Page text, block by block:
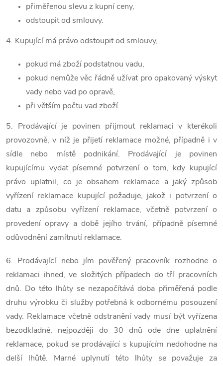
přiměřenou slevu z kupní ceny,
odstoupit od smlouvy.
4. Kupující má právo odstoupit od smlouvy,
pokud má zboží podstatnou vadu,
pokud nemůže věc řádně užívat pro opakovaný výskyt
vady nebo vad po opravě,
při větším počtu vad zboží.
5. Prodávající je povinen přijmout reklamaci v kterékoli
provozovně, v níž je přijetí reklamace možné, případně i v
sídle nebo místě podnikání. Prodávající je povinen
kupujícímu vydat písemné potvrzení o tom, kdy kupující
právo uplatnil, co je obsahem reklamace a jaký způsob
vyřízení reklamace kupující požaduje, jakož i potvrzení o
datu a způsobu vyřízení reklamace, včetně potvrzení o
provedení opravy a době jejího trvání, případně písemné
odůvodnění zamítnutí reklamace.
6. Prodávající nebo jím pověřený pracovník rozhodne o
reklamaci ihned, ve složitých případech do tří pracovních
dnů. Do této lhůty se nezapočítává doba přiměřená podle
druhu výrobku či služby potřebná k odbornému posouzení
vady. Reklamace včetně odstranění vady musí být vyřízena
bezodkladně, nejpozději do 30 dnů ode dne uplatnění
reklamace, pokud se prodávající s kupujícím nedohodne na
delší lhůtě. Marné uplynutí této lhůty se považuje za